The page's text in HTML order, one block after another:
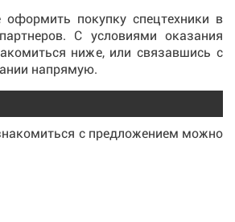
покупку спецтехники в
С условиями оказания
ниже, или связавшись с
напрямую.
с предложением можно